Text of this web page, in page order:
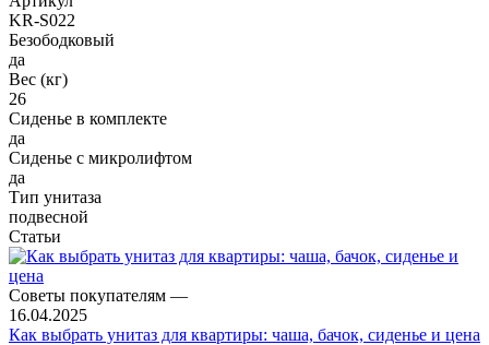
KR-S022
Безободковый
да
Вес (кг)
26
Сиденье в комплекте
да
Сиденье с микролифтом
да
Тип унитаза
подвесной
Статьи
Советы покупателям —
16.04.2025
Как выбрать унитаз для квартиры: чаша, бачок, сиденье и цена